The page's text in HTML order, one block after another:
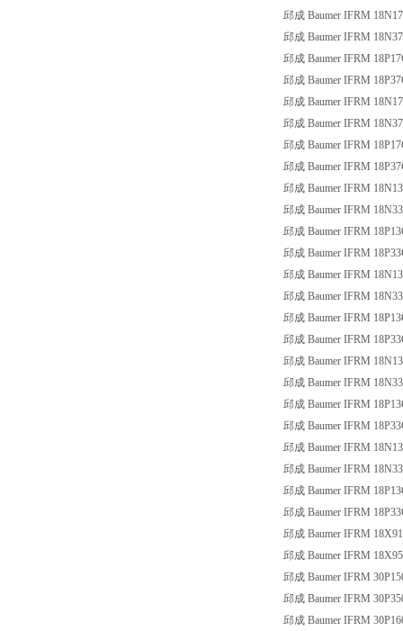
邱成 Baumer IFRM
邱成 Baumer IFRM
邱成 Baumer IFRM
邱成 Baumer IFRM
邱成 Baumer IFRM
邱成 Baumer IFRM
邱成 Baumer IFRM
邱成 Baumer IFRM
邱成 Baumer IFRM
邱成 Baumer IFRM
邱成 Baumer IFRM
邱成 Baumer IFRM
邱成 Baumer IFRM
邱成 Baumer IFRM
邱成 Baumer IFRM
邱成 Baumer IFRM
邱成 Baumer IFRM
邱成 Baumer IFRM
邱成 Baumer IFRM
邱成 Baumer IFRM
邱成 Baumer IFRM
邱成 Baumer IFRM
邱成 Baumer IFRM
邱成 Baumer IFRM
邱成 Baumer IFRM
邱成 Baumer IFRM
邱成 Baumer IFRM
邱成 Baumer IFRM
邱成 Baumer IFRM